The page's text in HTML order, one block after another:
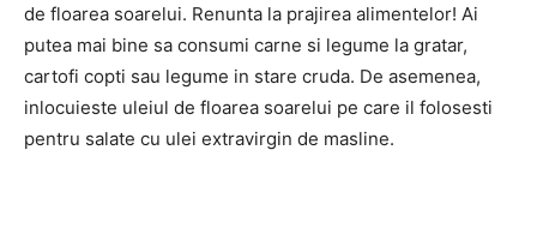
de floarea soarelui. Renunta la prajirea alimentelor! Ai
putea mai bine sa consumi carne si legume la gratar,
cartofi copti sau legume in stare cruda. De asemenea,
inlocuieste uleiul de floarea soarelui pe care il folosesti
pentru salate cu ulei extravirgin de masline.